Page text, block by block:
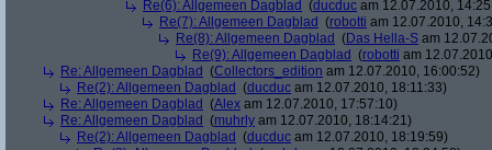
Re(6): Allgemeen Dagblad (ducduc am 12.07.2010,
Re(7): Allgemeen Dagblad (robotti am 12.07.2010,
Re(8): Allgemeen Dagblad (Das Hella-S am
Re(9): Allgemeen Dagblad (robotti am
Re: Allgemeen Dagblad (Collectors_edition am 12.07.2010, 16:00:52)
Re(2): Allgemeen Dagblad (ducduc am 12.07.2010, 18:11:33)
Re: Allgemeen Dagblad (Alex am 12.07.2010, 17:57:10)
Re: Allgemeen Dagblad (muhrly am 12.07.2010, 18:14:21)
Re(2): Allgemeen Dagblad (ducduc am 12.07.2010, 18:19:59)